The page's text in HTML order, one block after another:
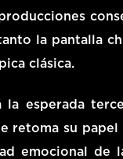
la pantalla
clásica.
la esperada
retoma su papel
emocional de